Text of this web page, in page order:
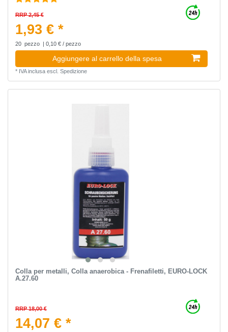
RRP 2,45 €
1,93 € *
20 pezzo | 0,10 € / pezzo
Aggiungere al carrello della spesa
* IVA inclusaescl. Spedizione
Colla per metalli, Colla anaerobica - Frenafiletti, EURO-LOCK
A.27.60
RRP 18,00 €
14,07 € *